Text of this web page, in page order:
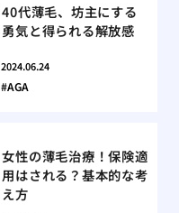
40代薄毛、坊主にする
勇気と得られる解放感
2024.06.24
AGA
女性の薄毛治療！保険適
用はされる？基本的な考
え方